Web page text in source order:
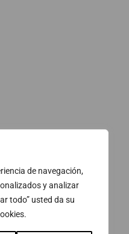
de navegación,
y analizar
todo” usted da su